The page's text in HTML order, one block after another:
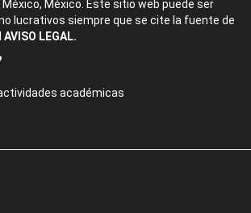
México, México. Este sitio web puede ser
lucrativos siempre que se cite la fuente de
AVISO LEGAL.
académicas